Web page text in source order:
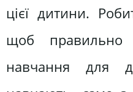
цієї дитини.
щоб правильно
навчання для